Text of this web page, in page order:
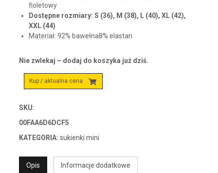
fioletowy
Dostępne rozmiary: S (36), M (38), L (40), XL (42),
XXL (44)
Materiał: 92% bawełna8% elastan
Nie zwlekaj – dodaj do koszyka już dziś.
Kup / aktualna cena
SKU:
00FAA6D6DCF5
KATEGORIA: sukienki mini
Opis Informacje dodatkowe